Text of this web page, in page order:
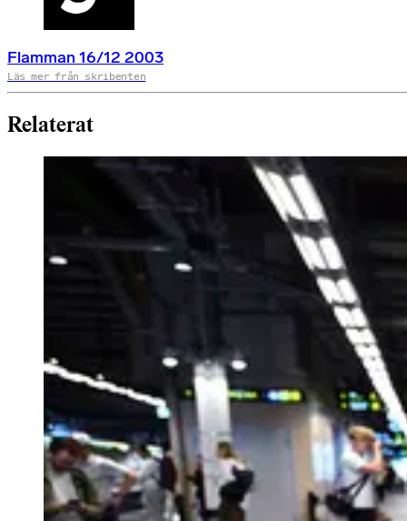
Flamman 16/12 2003
Läs mer från skribenten
Relaterat